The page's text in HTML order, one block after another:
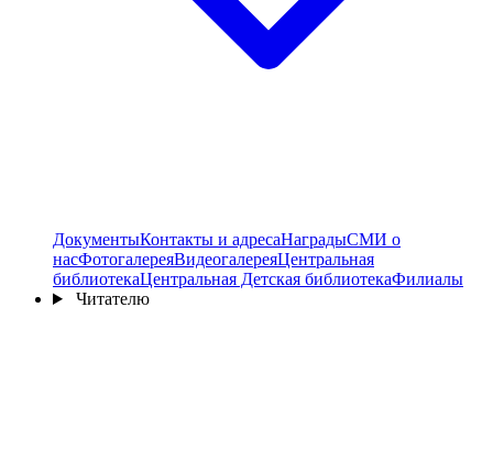
ДокументыКонтакты и адресаНаградыСМИ о
насФотогалереяВидеогалереяЦентральная
библиотекаЦентральная Детская библиотекаФилиалы
Читателю